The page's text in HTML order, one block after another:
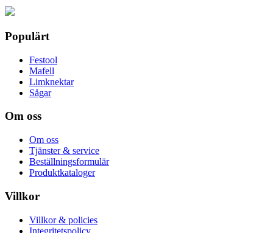
Populärt
Festool
Mafell
Limknektar
Sågar
Om oss
Om oss
Tjänster & service
Beställningsformulär
Produktkataloger
Villkor
Villkor & policies
Integritetspolicy